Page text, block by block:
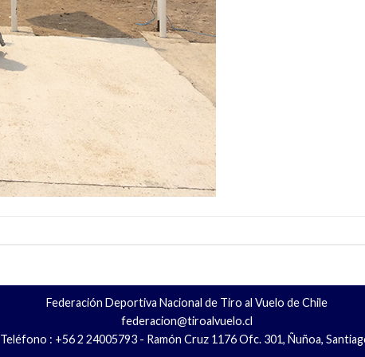
Federación Deportiva Nacional de Tiro al Vuelo de Chile
federacion@tiroalvuelo.cl
Teléfono : +56 2 24005793 - Ramón Cruz 1176 Ofc. 301, Ñuñoa,